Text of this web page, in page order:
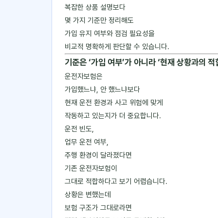
복잡한 상품 설명보다
몇 가지 기준만 정리해도
가입 유지 여부와 점검 필요성을
비교적 명확하게 판단할 수 있습니다.
기준은 ‘가입 여부’가 아니라 ‘현재 상황과의 적
운전자보험은
가입했느냐, 안 했느냐보다
현재 운전 환경과 사고 위험에 맞게
작동하고 있는지가 더 중요합니다.
운전 빈도,
업무 운전 여부,
주행 환경이 달라졌다면
기존 운전자보험이
그대로 적합하다고 보기 어렵습니다.
상황은 변했는데
보험 구조가 그대로라면